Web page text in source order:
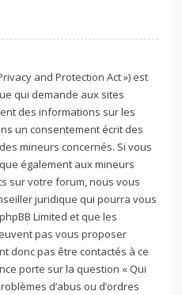
and Protection Act ») est
qui demande aux sites
des informations sur les
un consentement écrit des
mineurs concernés. Si vous
également aux mineurs
sur votre forum, nous vous
juridique qui pourra vous
Limited et que les
pas vous proposer
donc pas être contactés à ce
porte sur la question « Qui
d’abus ou d’ordres